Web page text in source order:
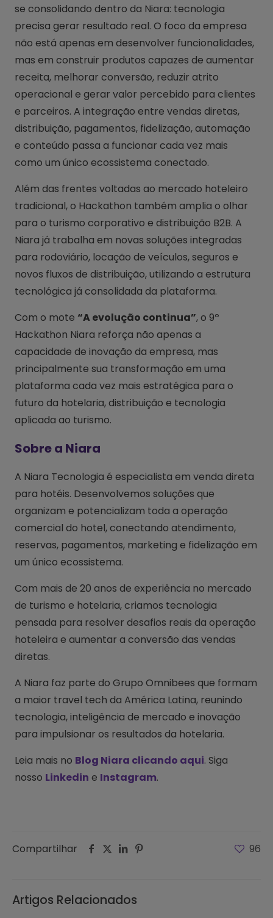
se consolidando dentro da Niara: tecnologia
precisa gerar resultado real. O foco da empresa
não está apenas em desenvolver funcionalidades,
mas em construir produtos capazes de aumentar
receita, melhorar conversão, reduzir atrito
operacional e gerar valor percebido para clientes
e parceiros. A integração entre vendas diretas,
distribuição, pagamentos, fidelização, automação
e conteúdo passa a funcionar cada vez mais
como um único ecossistema conectado.
Além das frentes voltadas ao mercado hoteleiro
tradicional, o Hackathon também amplia o olhar
para o turismo corporativo e distribuição B2B. A
Niara já trabalha em novas soluções integradas
para rodoviário, locação de veículos, seguros e
novos fluxos de distribuição, utilizando a estrutura
tecnológica já consolidada da plataforma.
Com o mote “A evolução continua”, o 9º
Hackathon Niara reforça não apenas a
capacidade de inovação da empresa, mas
principalmente sua transformação em uma
plataforma cada vez mais estratégica para o
futuro da hotelaria, distribuição e tecnologia
aplicada ao turismo.
Sobre a Niara
A Niara Tecnologia é especialista em venda direta
para hotéis. Desenvolvemos soluções que
organizam e potencializam toda a operação
comercial do hotel, conectando atendimento,
reservas, pagamentos, marketing e fidelização em
um único ecossistema.
Com mais de 20 anos de experiência no mercado
de turismo e hotelaria, criamos tecnologia
pensada para resolver desafios reais da operação
hoteleira e aumentar a conversão das vendas
diretas.
A Niara faz parte do Grupo Omnibees que formam
a maior travel tech da América Latina, reunindo
tecnologia, inteligência de mercado e inovação
para impulsionar os resultados da hotelaria.
Leia mais no Blog Niara clicando aqui. Siga
nosso Linkedin e Instagram.
Compartilhar 96
Artigos Relacionados